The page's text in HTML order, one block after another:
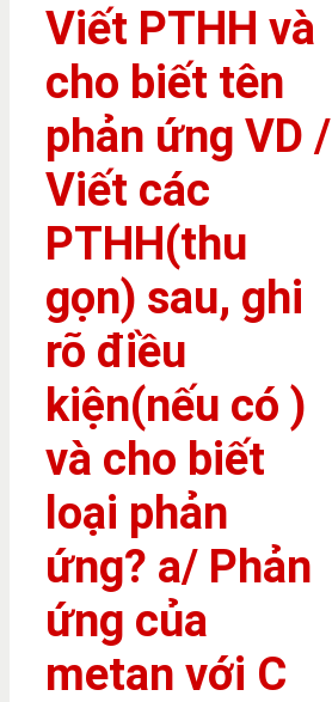
Viết PTHH và
cho biết tên
phản ứng VD /
Viết các
PTHH(thu
gọn) sau, ghi
rõ điều
kiện(nếu có )
và cho biết
loại phản
ứng? a/ Phản
ứng của
metan với C